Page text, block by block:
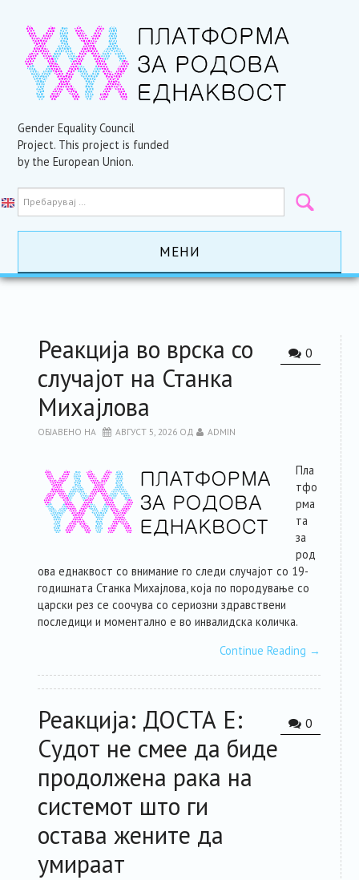
Gender Equality Council
Project. This project is funded
by the European Union.
МЕНИ
АКТИВНОСТИ
РЕСУРСИ
ЗА ЧЛЕНКИТЕ
ФОРУМ
ЗА ПЛАТФОРМАТА
0
Реакција во врска со
случајот на Станка
Михајлова
ОБЈАВЕНО НА АВГУСТ 5, 2026 ОД ADMIN
Пла
тфо
рма
та
за
род
ова еднаквост со внимание го следи случајот со 19-
годишната Станка Михајлова, која по породување со
царски рез се соочува со сериозни здравствени
последици и моментално е во инвалидска количка.
Continue Reading →
0
Реакција: ДОСТА Е:
Судот не смее да биде
продолжена рака на
системот што ги
остава жените да
умираат